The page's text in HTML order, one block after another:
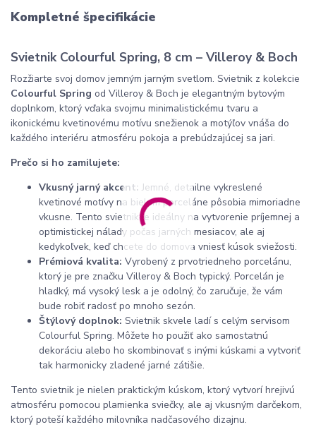
Kompletné špecifikácie
Svietnik Colourful Spring, 8 cm – Villeroy & Boch
Rozžiarte svoj domov jemným jarným svetlom. Svietnik z kolekcie
Colourful Spring od Villeroy & Boch je elegantným bytovým
doplnkom, ktorý vďaka svojmu minimalistickému tvaru a
ikonickému kvetinovému motívu snežienok a motýľov vnáša do
každého interiéru atmosféru pokoja a prebúdzajúcej sa jari.
Prečo si ho zamilujete:
Vkusný jarný akcent: Jemné, detailne vykreslené
kvetinové motívy na bielom porceláne pôsobia mimoriadne
vkusne. Tento svietnik je ideálny na vytvorenie príjemnej a
optimistickej nálady počas jarných mesiacov, ale aj
kedykoľvek, keď chcete do domova vniesť kúsok sviežosti.
Prémiová kvalita: Vyrobený z prvotriedneho porcelánu,
ktorý je pre značku Villeroy & Boch typický. Porcelán je
hladký, má vysoký lesk a je odolný, čo zaručuje, že vám
bude robiť radosť po mnoho sezón.
Štýlový doplnok: Svietnik skvele ladí s celým servisom
Colourful Spring. Môžete ho použiť ako samostatnú
dekoráciu alebo ho skombinovať s inými kúskami a vytvoriť
tak harmonicky zladené jarné zátišie.
Tento svietnik je nielen praktickým kúskom, ktorý vytvorí hrejivú
atmosféru pomocou plamienka sviečky, ale aj vkusným darčekom,
ktorý poteší každého milovníka nadčasového dizajnu.